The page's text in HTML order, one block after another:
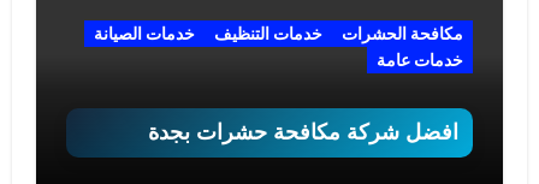
مكافحة الحشرات خدمات التنظيف
خدمات الصيانة
خدمات عامة
افضل شركة مكافحة حشرات بجدة